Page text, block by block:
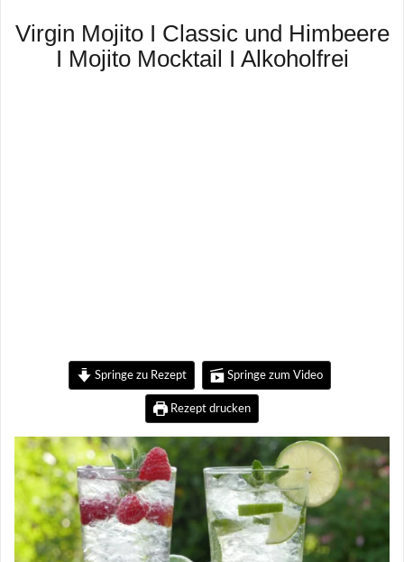
Virgin Mojito I Classic und Himbeere
I Mojito Mocktail I Alkoholfrei
Springe zu Rezept Springe zum Video
Rezept drucken